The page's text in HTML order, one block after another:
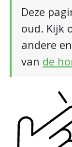
Deze
oud. Kijk
andere
van de